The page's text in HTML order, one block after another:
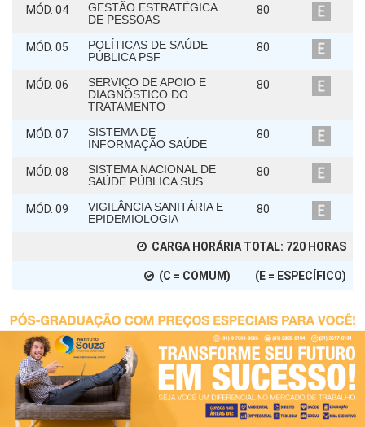
MÓD. 04
GESTÃO ESTRATÉGICA
DE PESSOAS
80
MÓD. 05
POLÍTICAS DE SAÚDE
PÚBLICA PSF
80
MÓD. 06
SERVIÇO DE APOIO E
DIAGNÓSTICO DO
TRATAMENTO
80
MÓD. 07
SISTEMA DE
INFORMAÇÃO SAÚDE
80
MÓD. 08
SISTEMA NACIONAL DE
SAÚDE PÚBLICA SUS
80
MÓD. 09
VIGILÂNCIA SANITÁRIA E
EPIDEMIOLOGIA
80
CARGA HORÁRIA TOTAL: 720 HORAS
(C = COMUM) (E = ESPECÍFICO)